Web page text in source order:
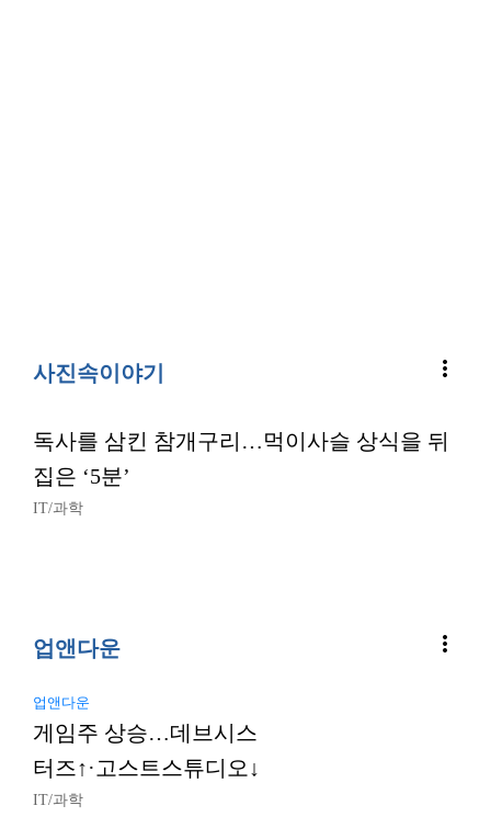
사진속이야기 more_vert
독사를 삼킨 참개구리…먹이사슬 상식을 뒤
집은 ‘5분’
IT/과학
업앤다운 more_vert
업앤다운
게임주 상승…데브시스
터즈↑·고스트스튜디오↓
IT/과학